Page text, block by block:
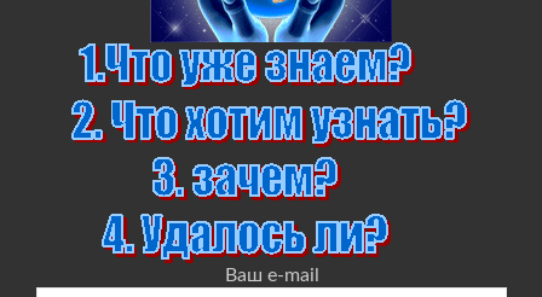
Ваш e-mail